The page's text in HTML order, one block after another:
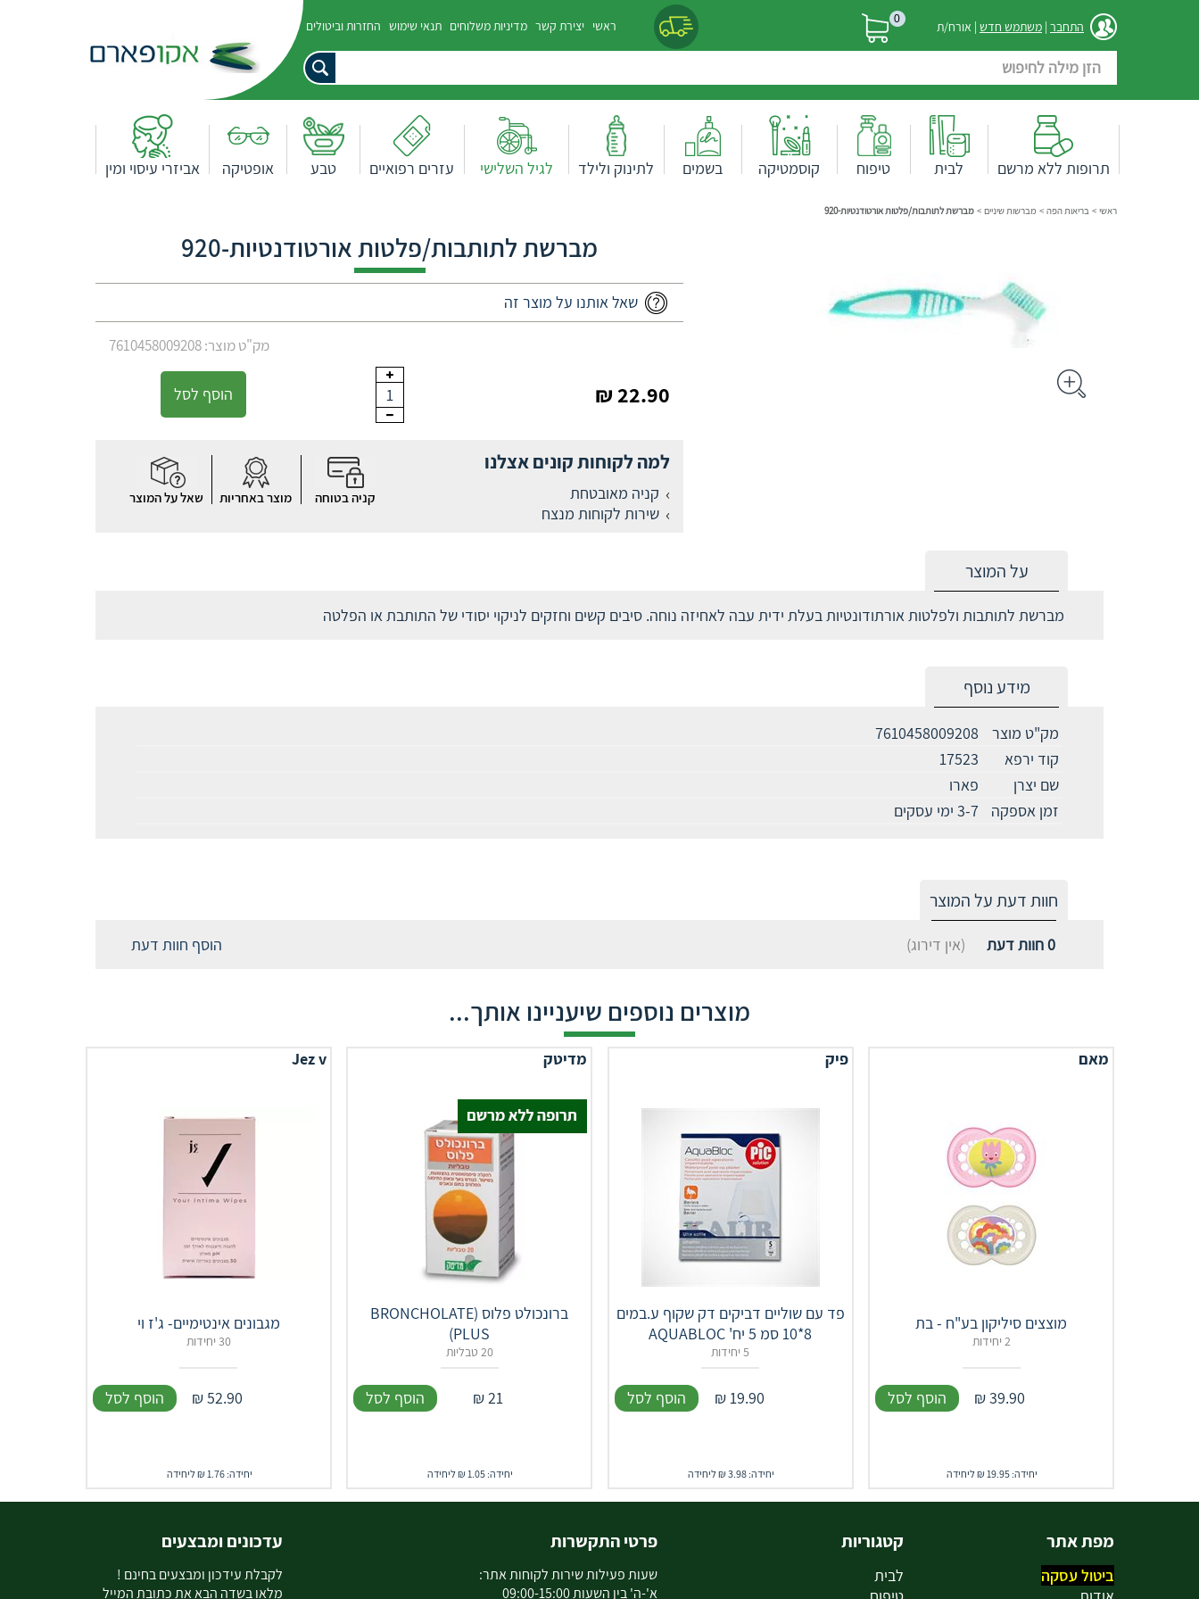
התחבר | משתמש חדש | אורח/ת 0 ראשי יצירת קשר מדיניות משלוחים תנאי שימוש החזרות וביטולים
תרופות ללא מרשם לבית טיפוח קוסמטיקה בשמים לתינוק ולילד לגיל השלישי עזרים רפואיים טבע אופטיקה אביזרי עיסוי ומין
ראשי > בריאות הפה > מברשות שיניים > מברשת לתותבות/פלטות אורטודנטיות-920
מברשת לתותבות/פלטות אורטודנטיות-920
שאל אותנו על מוצר זה
מק"ט מוצר: 7610458009208
22.90 ₪
1 הוסף לסל
למה לקוחות קונים אצלנו
קניה מאובטחת
שירות לקוחות מנצח
קניה בטוחה מוצר באחריות שאל על המוצר
על המוצר
מברשת לתותבות ולפלטות אורתודונטיות בעלת ידית עבה לאחיזה נוחה. סיבים קשים וחזקים לניקוי יסודי של התותבת או הפלטה
מידע נוסף
מק"ט מוצר
7610458009208
קוד ירפא
17523
שם יצרן
פארו
זמן אספקה
3-7 ימי עסקים
חוות דעת על המוצר
0חוות דעת (אין דירוג) הוסף חוות דעת
מוצרים נוספים שיעניינו אותך...
מאם
מוצצים סיליקון בע"ח - בת
2 יחידות
39.90
₪ הוסף לסל
יחידה: 19.95 ₪ ליחידה
פיק
פד עם שוליים דביקים דק שקוף ע.במים
8*10 סמ 5 יח' AQUABLOC
5 יחידות
19.90
₪ הוסף לסל
יחידה: 3.98 ₪ ליחידה
מדיטק
ברונכולט פלוס (BRONCHOLATE
PLUS)
20 טבליות
21
₪ הוסף לסל
יחידה: 1.05 ₪ ליחידה
Jez v
30 יחידות
52.90
₪ הוסף לסל
יחידה: 1.76 ₪ ליחידה
מפת אתר
ביטול עסקה
קטגוריות
לבית
פרטי התקשרות
שעות פעילות שירות לקוחות אתר:
א'-ה' בין השעות 09:00-15:00
עדכונים ומבצעים
לקבלת עידכון ומבצעים בחינם !
מלאו בשדה הבא את כתובת המייל